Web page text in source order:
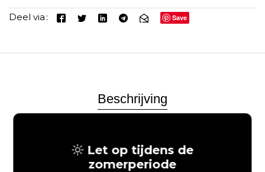
Deel via Save
Beschrijving
Let op tijdens de
zomerperiode